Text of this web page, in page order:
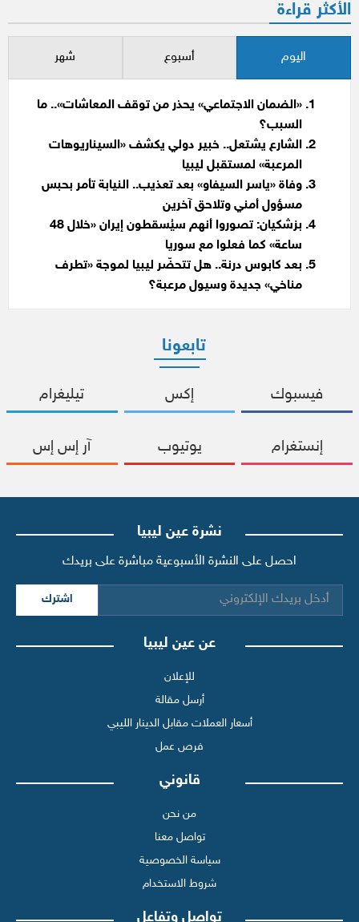
الأكثر قراءة
اليوم أسبوع شهر
«الضمان الاجتماعي» يحذر من توقف المعاشات».. ما
السبب؟
الشارع يشتعل.. خبير دولي يكشف «السيناريوهات
المرعبة» لمستقبل ليبيا
وفاة «ياسر السيفاو» بعد تعذيب.. النيابة تأمر بحبس
مسؤول أمني وتلاحق آخرين
بزشكيان: تصوروا أنهم سيُسقطون إيران «خلال 48
ساعة» كما فعلوا مع سوريا
بعد كابوس درنة.. هل تتحضّر ليبيا لموجة «تطرف
مناخي» جديدة وسيول مرعبة؟
تابعونا
فيسبوك إكس تيليغرام
إنستغرام يوتيوب آر إس إس
نشرة عين ليبيا
احصل على النشرة الأسبوعية مباشرة على بريدك
اشترك
عن عين ليبيا
للإعلان
أرسل مقالة
أسعار العملات مقابل الدينار الليبي
فرص عمل
قانوني
من نحن
تواصل معنا
سياسة الخصوصية
شروط الاستخدام
تواصل وتفاعل